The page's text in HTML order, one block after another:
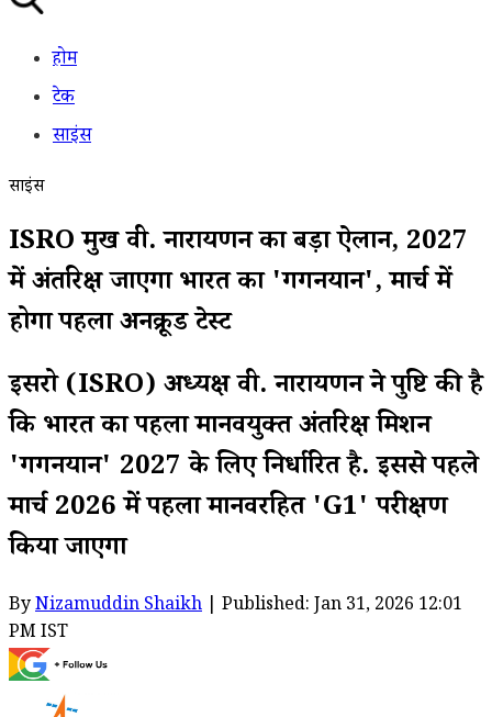
होम
टेक
साइंस
साइंस
ISRO प्रमुख वी. नारायणन का बड़ा ऐलान, 2027
में अंतरिक्ष जाएगा भारत का 'गगनयान', मार्च में
होगा पहला अनक्रूड टेस्ट
इसरो (ISRO) अध्यक्ष वी. नारायणन ने पुष्टि की है
कि भारत का पहला मानवयुक्त अंतरिक्ष मिशन
'गगनयान' 2027 के लिए निर्धारित है. इससे पहले
मार्च 2026 में पहला मानवरहित 'G1' परीक्षण
किया जाएगा
ByNizamuddin Shaikh | Published: Jan 31, 2026 12:01
PM IST